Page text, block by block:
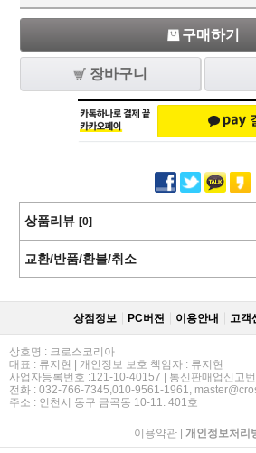
구매하기
장바구니
상품리뷰 [0]
교환/반품/환불/취소
상점정보 PC버젼 이용안내 고객
상호명 : 크로스코리아
대표 : 류지현 | 개인정보 보호 책임자 : 류지현
사업자등록번호 :121-10-40157 | 통신판매업신고
전화 : 032-766-7345,010-9561-1961,
주소 : 인천시 동구 금곡동 10-11. 401호
이용약관| 개인정보처리